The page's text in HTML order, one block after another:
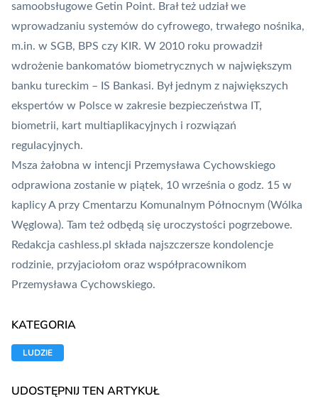
samoobsługowe Getin Point. Brał też udział we
wprowadzaniu systemów do cyfrowego, trwałego nośnika,
m.in. w SGB, BPS czy KIR. W 2010 roku prowadził
wdrożenie bankomatów biometrycznych w największym
banku tureckim – IS Bankasi. Był jednym z największych
ekspertów w Polsce w zakresie bezpieczeństwa IT,
biometrii, kart multiaplikacyjnych i rozwiązań
regulacyjnych.
Msza żałobna w intencji Przemysława Cychowskiego
odprawiona zostanie w piątek, 10 września o godz. 15 w
kaplicy A przy Cmentarzu Komunalnym Północnym (Wólka
Węglowa). Tam też odbędą się uroczystości pogrzebowe.
Redakcja cashless.pl składa najszczersze kondolencje
rodzinie, przyjaciołom oraz współpracownikom
Przemysława Cychowskiego.
KATEGORIA
LUDZIE
UDOSTĘPNIJ TEN ARTYKUŁ